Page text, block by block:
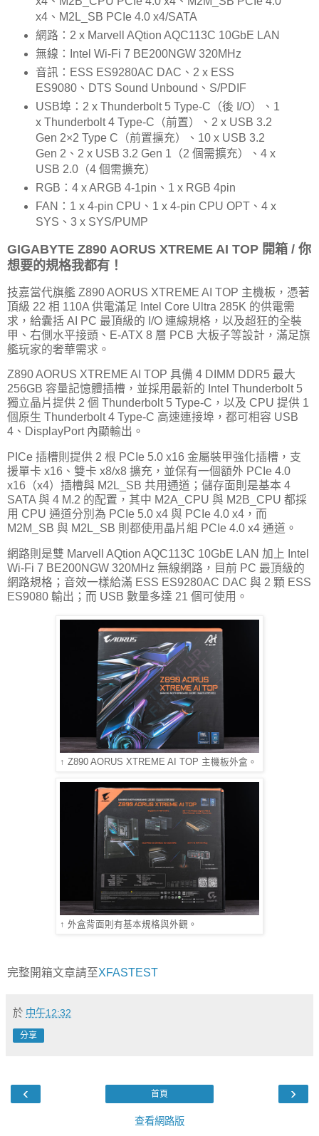
x4、M2L_SB PCIe 4.0 x4/SATA
網路：2 x Marvell AQtion AQC113C 10GbE LAN
無線：Intel Wi-Fi 7 BE200NGW 320MHz
音訊：ESS ES9280AC DAC、2 x ESS
ES9080、DTS Sound Unbound、S/PDIF
USB埠：2 x Thunderbolt 5 Type-C（後 I/O）、1
x Thunderbolt 4 Type-C（前置）、2 x USB 3.2
Gen 2×2 Type C（前置擴充）、10 x USB 3.2
Gen 2、2 x USB 3.2 Gen 1（2 個需擴充）、4 x
USB 2.0（4 個需擴充）
RGB：4 x ARGB 4-1pin、1 x RGB 4pin
FAN：1 x 4-pin CPU、1 x 4-pin CPU OPT、4 x
SYS、3 x SYS/PUMP
GIGABYTE Z890 AORUS XTREME AI TOP 開箱 / 你
想要的規格我都有！
技嘉當代旗艦 Z890 AORUS XTREME AI TOP 主機板，憑著
頂級 22 相 110A 供電滿足 Intel Core Ultra 285K 的供電需
求，給囊括 AI PC 最頂級的 I/O 連線規格，以及超狂的全裝
甲、右側水平接頭、E-ATX 8 層 PCB 大板子等設計，滿足旗
艦玩家的奢華需求。
Z890 AORUS XTREME AI TOP 具備 4 DIMM DDR5 最大
256GB 容量記憶體插槽，並採用最新的 Intel Thunderbolt 5
獨立晶片提供 2 個 Thunderbolt 5 Type-C，以及 CPU 提供 1
個原生 Thunderbolt 4 Type-C 高速連接埠，都可相容 USB
4、DisplayPort 內顯輸出。
PICe 插槽則提供 2 根 PCIe 5.0 x16 金屬裝甲強化插槽，支
援單卡 x16、雙卡 x8/x8 擴充，並保有一個額外 PCIe 4.0
x16（x4）插槽與 M2L_SB 共用通道；儲存面則是基本 4
SATA 與 4 M.2 的配置，其中 M2A_CPU 與 M2B_CPU 都採
用 CPU 通道分別為 PCIe 5.0 x4 與 PCIe 4.0 x4，而
M2M_SB 與 M2L_SB 則都使用晶片組 PCIe 4.0 x4 通道。
網路則是雙 Marvell AQtion AQC113C 10GbE LAN 加上 Intel
Wi-Fi 7 BE200NGW 320MHz 無線網路，目前 PC 最頂級的
網路規格；音效一樣給滿 ESS ES9280AC DAC 與 2 顆 ESS
ES9080 輸出；而 USB 數量多達 21 個可使用。
↑ Z890 AORUS XTREME AI TOP 主機板外盒。
↑ 外盒背面則有基本規格與外觀。
完整開箱文章請至XFASTEST
於 中午12:32
分享
‹ ›
首頁
查看網路版